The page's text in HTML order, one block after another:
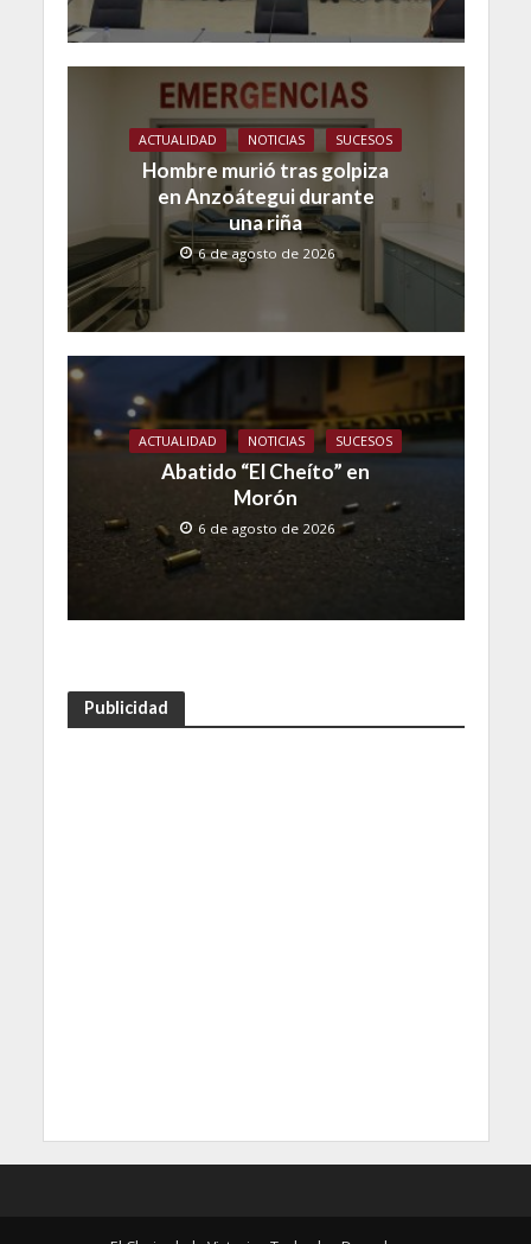
ACTUALIDAD NOTICIAS SUCESOS
Hombre murió tras golpiza
en Anzoátegui durante
una riña
6 de agosto de 2026
ACTUALIDAD NOTICIAS SUCESOS
Abatido “El Cheíto” en
Morón
6 de agosto de 2026
Publicidad